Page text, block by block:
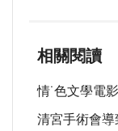
相關閱讀
情˙色文學電影
清宮手術會